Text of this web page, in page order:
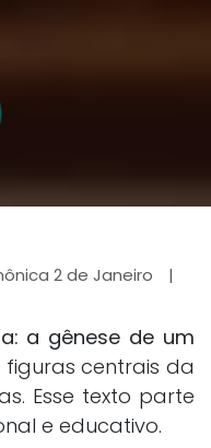
2 de Janeiro
|
a gênese de um
centrais da
Esse texto parte
e educativo.